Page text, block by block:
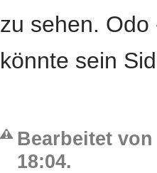
zu sehen.
könnte sein
Bearbeitet
18:04.